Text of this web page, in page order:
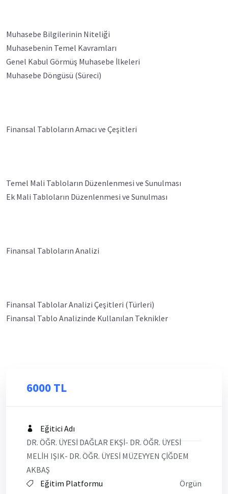
Muhasebe Bilgilerinin Niteliği
Muhasebenin Temel Kavramları
Genel Kabul Görmüş Muhasebe İlkeleri
Muhasebe Döngüsü (Süreci)
Finansal Tabloların Amacı ve Çeşitleri
Temel Mali Tabloların Düzenlenmesi ve Sunulması
Ek Mali Tabloların Düzenlenmesi ve Sunulması
Finansal Tabloların Analizi
Finansal Tablolar Analizi Çeşitleri (Türleri)
Finansal Tablo Analizinde Kullanılan Teknikler
6000 TL
Eğitici Adı
DR. ÖĞR. ÜYESİ DAĞLAR EKŞİ- DR. ÖĞR. ÜYESİ
MELİH IŞIK- DR. ÖĞR. ÜYESİ MÜZEYYEN ÇİĞDEM
AKBAŞ
Eğitim Platformu
Örgün